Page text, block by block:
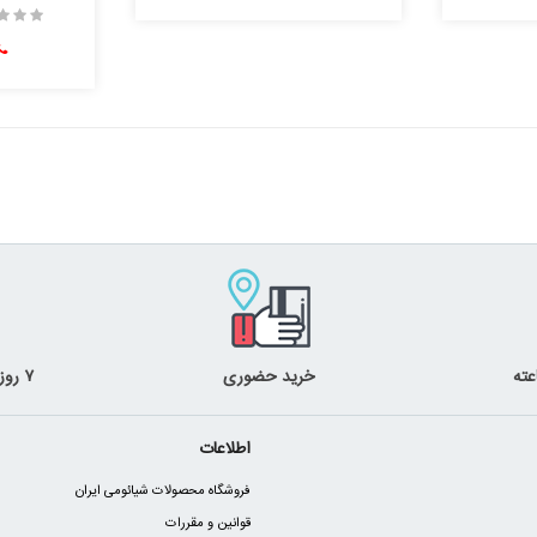
خرید حضوری ۷ روز ضمانت بازگشت
اطلاعات
فروشگاه محصولات شیائومی ایران
قوانین و مقررات